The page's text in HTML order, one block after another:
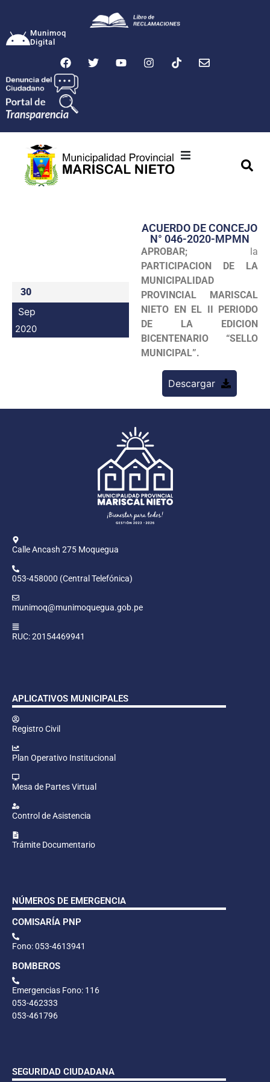
Munimoq
Digital
Transparencia
Seguridad
Programas
Intranet
30
Sep
2020
ACUERDO DE CONCEJO
N° 046-2020-MPMN
APROBAR; la
PARTICIPACION DE LA
MUNICIPALIDAD
PROVINCIAL MARISCAL
NIETO EN EL II PERIODO
DE LA EDICION
BICENTENARIO “SELLO
MUNICIPAL”.
Descargar
Calle Ancash 275 Moquegua
053-458000 (Central Telefónica)
munimoq@munimoquegua.gob.pe
RUC: 20154469941
APLICATIVOS MUNICIPALES
Registro Civil
Plan Operativo Institucional
Mesa de Partes Virtual
Control de Asistencia
Trámite Documentario
NÚMEROS DE EMERGENCIA
COMISARÍA PNP
Fono: 053-4613941
BOMBEROS
Emergencias Fono: 116
053-462333
053-461796
SEGURIDAD CIUDADANA